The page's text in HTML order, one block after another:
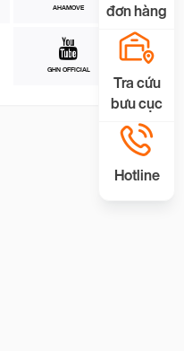
AHAMOVE
GHN OFFICIAL
đơn hàng
Tra cứu
bưu cục
Hotline